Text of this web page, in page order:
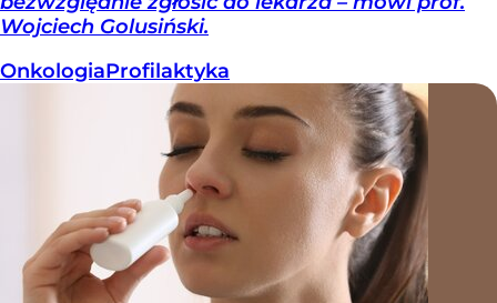
Wojciech Golusiński.
OnkologiaProfilaktyka